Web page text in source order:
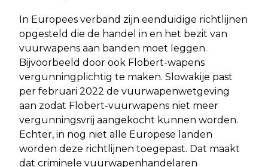
In Europees verband zijn eenduidige richtlijnen
opgesteld die de handel in en het bezit van
vuurwapens aan banden moet leggen.
Bijvoorbeeld door ook Flobert-wapens
vergunningplichtig te maken. Slowakije past
per februari 2022 de vuurwapenwetgeving
aan zodat Flobert-vuurwapens niet meer
vergunningsvrij aangekocht kunnen worden.
Echter, in nog niet alle Europese landen
worden deze richtlijnen toegepast. Dat maakt
dat criminele vuurwapenhandelaren